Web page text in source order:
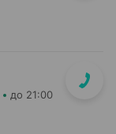
до 21:00